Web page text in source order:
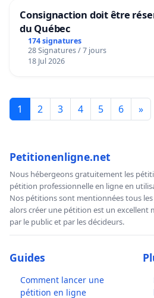
Consignaction doit être
du Québec
174 signatures
28 Signatures / 7 jours
18 Jul 2026
1 2 3 4 5 6 »
Petitionenligne.net
Nous hébergeons gratuitement les
pétition professionnelle en ligne en
Nos pétitions sont mentionnées tous
alors créer une pétition est un excellent
par le public et par les décideurs.
Guides
Comment lancer une
pétition en ligne